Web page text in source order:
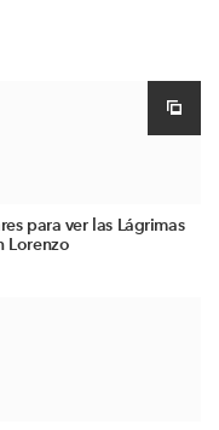
para ver las Lágrimas
Lorenzo